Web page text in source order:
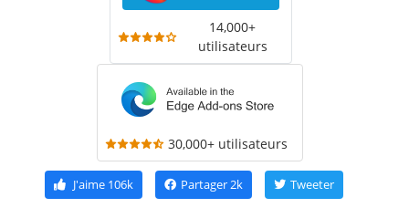
14,000+
utilisateurs
30,000+ utilisateurs
J'aime106k Partager2k Tweeter